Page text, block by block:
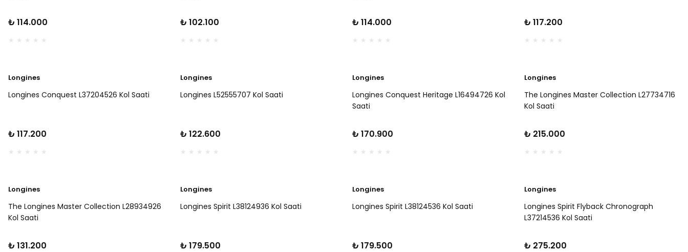
₺ 114.000 ₺ 102.100 ₺ 114.000 ₺ 117.200
Longines
Longines Conquest L37204526 Kol Saati
₺ 117.200
Longines
Longines L52555707 Kol Saati
₺ 122.600
Longines
Longines Conquest Heritage L16494726 Kol
Saati
₺ 170.900
Longines
The Longines Master Collection L27734716
Kol Saati
₺ 215.000
Longines
The Longines Master Collection L28934926
Kol Saati
₺ 131.200
Longines
Longines Spirit L38124936 Kol Saati
₺ 179.500
Longines
Longines Spirit L38124536 Kol Saati
₺ 179.500
Longines
Longines Spirit Flyback Chronograph
L37214536 Kol Saati
₺ 275.200